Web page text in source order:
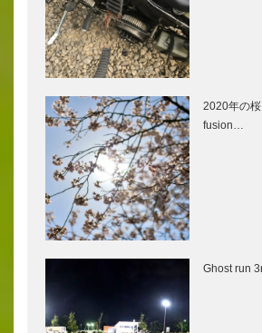
2020年の
fusion…
Ghost run